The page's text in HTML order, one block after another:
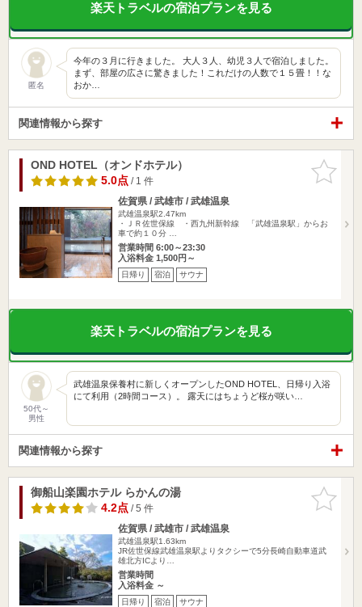
楽天トラベルの宿泊プランを見る
匿名
今年の３月に行きました。 大人３人、幼児３人で宿泊しました。
まず、部屋の広さに驚きました！これだけの人数で１５畳！！な
おか…
関連情報から探す
お気に入
りに追加
OND HOTEL（オンドホテル）
5.0点/ 1 件
佐賀県 / 武雄市 / 武雄温泉
武雄温泉駅2.47km
・ＪＲ佐世保線 ・西九州新幹線 「武雄温泉駅」からお
車で約１０分 …
営業時間 6:00～23:30
入浴料金 1,500円～
日帰り 宿泊 サウナ
楽天トラベルの宿泊プランを見る
50代～
男性
武雄温泉保養村に新しくオープンしたOND HOTEL、日帰り入浴
にて利用（2時間コース）。 露天にはちょうど桜が咲い…
関連情報から探す
お気に入
りに追加
御船山楽園ホテル らかんの湯
4.2点/ 5 件
佐賀県 / 武雄市 / 武雄温泉
武雄温泉駅1.63km
JR佐世保線武雄温泉駅よりタクシーで5分長崎自動車道武
雄北方ICより…
営業時間
入浴料金 ～
日帰り 宿泊 サウナ